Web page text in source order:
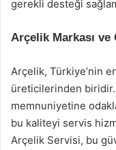
gerekli desteği
Arçelik Markası
Arçelik, Türkiye’nin
üreticilerinden
memnuniyetine
bu kaliteyi servis
Arçelik Servisi, bu